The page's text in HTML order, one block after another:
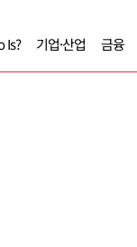
Is? 기업·산업 금융